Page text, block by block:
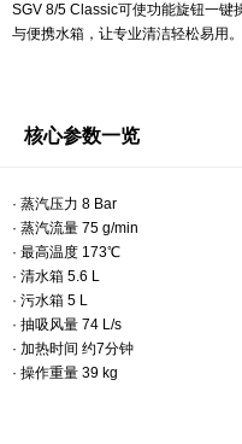
SGV 8/5 Classic可使功能旋钮一键
与便携水箱，让专业清洁轻松易用。
核心参数一览
· 蒸汽压力 8 Bar
· 蒸汽流量 75 g/min
· 最高温度 173℃
· 清水箱 5.6 L
· 污水箱 5 L
· 抽吸风量 74 L/s
· 加热时间 约7分钟
· 操作重量 39 kg